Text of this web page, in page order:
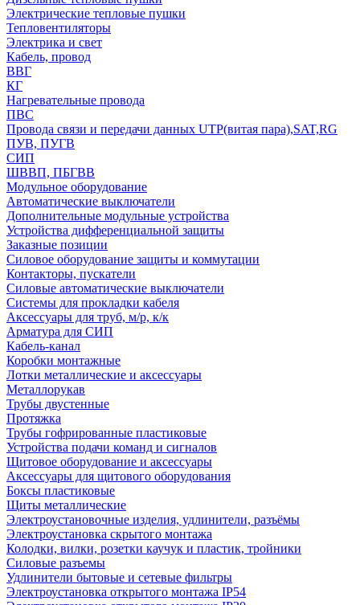
Электрические тепловые пушки
Тепловентиляторы
Электрика и свет
Кабель, провод
ВВГ
КГ
Нагревательные провода
ПВС
Провода связи и передачи данных UTP(витая пара),SAT,RG
ПУВ, ПУГВ
СИП
ШВВП, ПБГВВ
Модульное оборудование
Автоматические выключатели
Дополнительные модульные устройства
Устройства дифференциальной защиты
Заказные позиции
Силовое оборудование защиты и коммутации
Контакторы, пускатели
Силовые автоматические выключатели
Системы для прокладки кабеля
Аксессуары для труб, м/р, к/к
Арматура для СИП
Кабель-канал
Коробки монтажные
Лотки металлические и аксессуары
Металлорукав
Трубы двустенные
Протяжка
Трубы гофрированные пластиковые
Устройства подачи команд и сигналов
Щитовое оборудование и аксессуары
Аксессуары для щитового оборудования
Боксы пластиковые
Щиты металлические
Электроустановочные изделия, удлинители, разъёмы
Электроустановка скрытого монтажа
Колодки, вилки, розетки каучук и пластик, тройники
Силовые разъемы
Удлинители бытовые и сетевые фильтры
Электроустановка открытого монтажа IP54